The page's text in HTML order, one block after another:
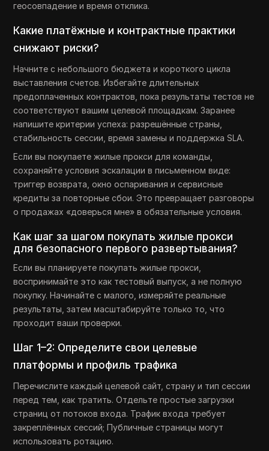
геосовпадение и время отклика.
Какие платёжные и контрактные практики
снижают риски?
Начните с небольшого бюджета и короткого цикла
выставления счетов. Избегайте длительных
предоплаченных контрактов, пока результаты тестов не
соответствуют вашим целевой площадкам. Заранее
напишите критерии успеха: разрешённые страны,
стабильность сессии, время замены и поддержка SLA.
Если вы покупаете жилые прокси для команды,
сохраняйте условия эскалации в письменном виде:
триггер возврата, окно оспаривания и сервисные
кредиты за повторные сбои. Это превращает разговоры
о продажах «доверься мне» в обязательные условия.
Как шаг за шагом покупать жилые прокси
для безопасного первого развертывания?
Если вы планируете покупать жилые прокси,
воспринимайте это как тестовый выпуск, а не полную
покупку. Начинайте с малого, измеряйте реальные
результаты, затем масштабируйте только то, что
проходит ваши проверки.
Шаг 1–2: Определите свои целевые
платформы и профиль трафика
Перечислите каждый целевой сайт, страну и тип сессии
перед тем, как тратить. Отдельте простые загрузки
страниц от потоков входа. Трафик входа требует
закреплённых сессий; Публичные страницы могут
использовать ротацию.